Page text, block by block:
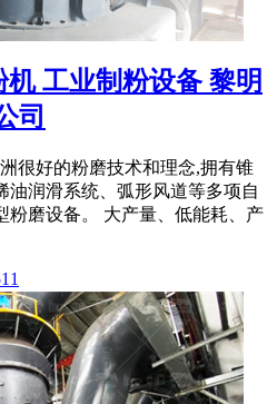
工业制粉设备 黎明
司
很好的粉磨技术和理念,拥有锥
油润滑系统、弧形风道等多项自
粉磨设备。 大产量、低能耗、产